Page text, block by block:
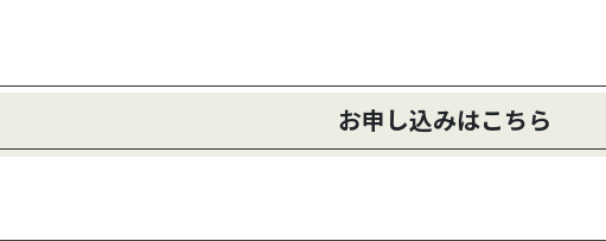
お申し込みはこちら